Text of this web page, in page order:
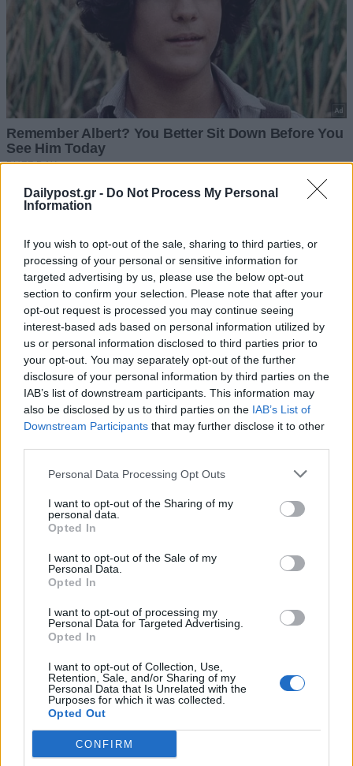
Dailypost.gr - Do Not Process My Personal
Information
If you wish to opt-out of the sale, sharing to third parties, or
processing of your personal or sensitive information for
targeted advertising by us, please use the below opt-out
section to confirm your selection. Please note that after your
opt-out request is processed you may continue seeing
interest-based ads based on personal information utilized by
us or personal information disclosed to third parties prior to
your opt-out. You may separately opt-out of the further
disclosure of your personal information by third parties on the
IAB’s list of downstream participants. This information may
also be disclosed by us to third parties on the IAB’s List of
Downstream Participants that may further disclose it to other
Personal Data Processing Opt Outs
I want to opt-out of the Sharing of my
personal data.
Opted In
I want to opt-out of the Sale of my
Personal Data.
Opted In
I want to opt-out of processing my
Personal Data for Targeted Advertising.
Opted In
I want to opt-out of Collection, Use,
Retention, Sale, and/or Sharing of my
Personal Data that Is Unrelated with the
Purposes for which it was collected.
Opted Out
CONFIRM